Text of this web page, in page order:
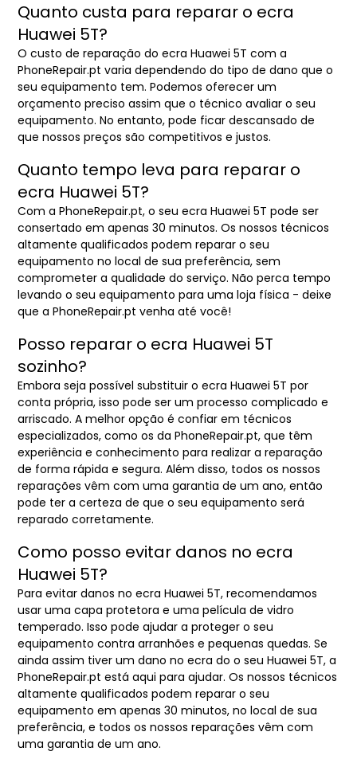
Quanto custa para reparar o ecra
Huawei 5T?
O custo de reparação do ecra Huawei 5T com a
PhoneRepair.pt varia dependendo do tipo de dano que o
seu equipamento tem. Podemos oferecer um
orçamento preciso assim que o técnico avaliar o seu
equipamento. No entanto, pode ficar descansado de
que nossos preços são competitivos e justos.
Quanto tempo leva para reparar o
ecra Huawei 5T?
Com a PhoneRepair.pt, o seu ecra Huawei 5T pode ser
consertado em apenas 30 minutos. Os nossos técnicos
altamente qualificados podem reparar o seu
equipamento no local de sua preferência, sem
comprometer a qualidade do serviço. Não perca tempo
levando o seu equipamento para uma loja física - deixe
que a PhoneRepair.pt venha até você!
Posso reparar o ecra Huawei 5T
sozinho?
Embora seja possível substituir o ecra Huawei 5T por
conta própria, isso pode ser um processo complicado e
arriscado. A melhor opção é confiar em técnicos
especializados, como os da PhoneRepair.pt, que têm
experiência e conhecimento para realizar a reparação
de forma rápida e segura. Além disso, todos os nossos
reparações vêm com uma garantia de um ano, então
pode ter a certeza de que o seu equipamento será
reparado corretamente.
Como posso evitar danos no ecra
Huawei 5T?
Para evitar danos no ecra Huawei 5T, recomendamos
usar uma capa protetora e uma película de vidro
temperado. Isso pode ajudar a proteger o seu
equipamento contra arranhões e pequenas quedas. Se
ainda assim tiver um dano no ecra do o seu Huawei 5T, a
PhoneRepair.pt está aqui para ajudar. Os nossos técnicos
altamente qualificados podem reparar o seu
equipamento em apenas 30 minutos, no local de sua
preferência, e todos os nossos reparações vêm com
uma garantia de um ano.